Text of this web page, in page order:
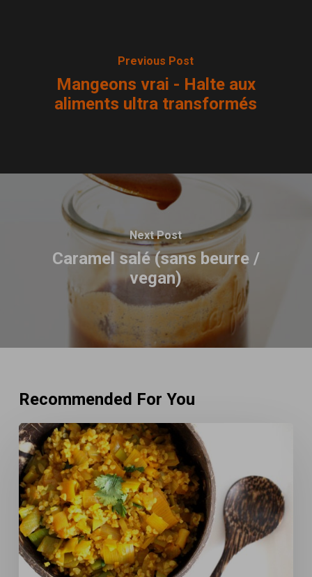
Previous Post
Mangeons vrai - Halte aux
aliments ultra transformés
Next Post
Caramel salé (sans beurre /
vegan)
Recommended For You
Mijoté
de
poireaux
aux
épices
&
boulgour